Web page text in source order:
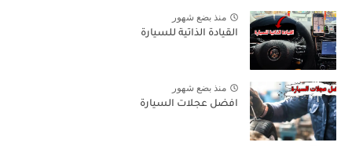
منذ بضع شهور
القيادة الذاتية للسيارة
منذ بضع شهور
افضل عجلات السيارة